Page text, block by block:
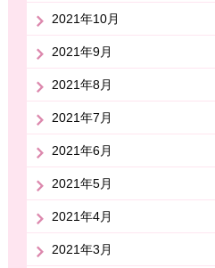
2021年10月
2021年9月
2021年8月
2021年7月
2021年6月
2021年5月
2021年4月
2021年3月